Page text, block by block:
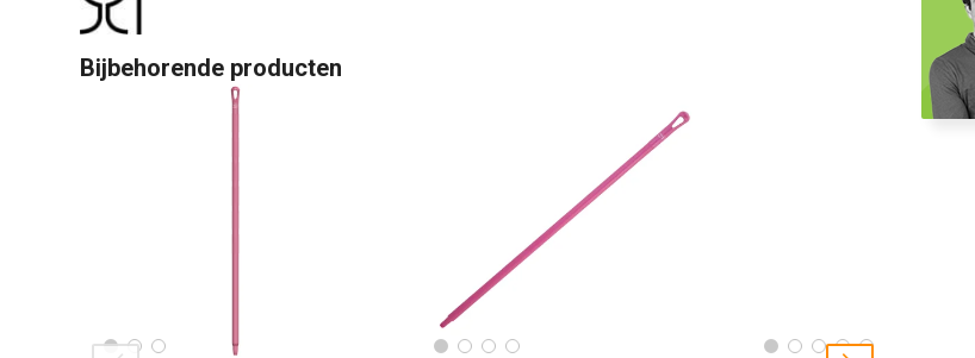
Bijbehorende producten